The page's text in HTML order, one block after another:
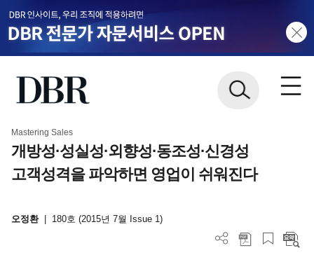
Mastering Sales
개방성·성실성·외향성·동조성·신경성
고객성격을 파악하면 영업이 쉬워진다
오정환 180호 (2015년 7월 Issue 1)